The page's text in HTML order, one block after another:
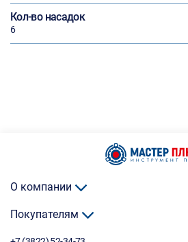
Кол-во насадок
6
О компании
Покупателям